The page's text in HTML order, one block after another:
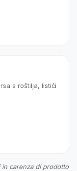
s roštilja, listići
carenza di prodotto